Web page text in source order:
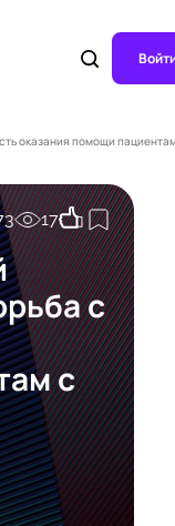
оказания помощи
17
с
с